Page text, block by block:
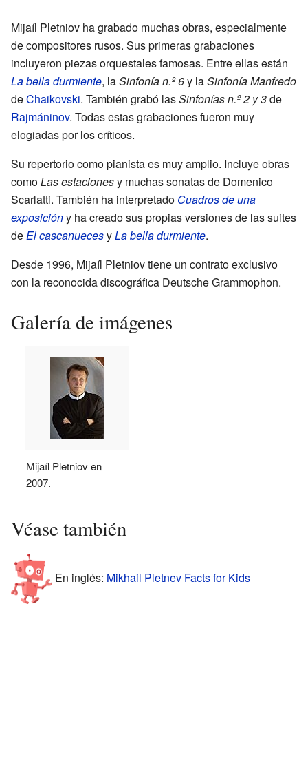
Mijaíl Pletniov ha grabado muchas obras, especialmente
de compositores rusos. Sus primeras grabaciones
incluyeron piezas orquestales famosas. Entre ellas están
La bella durmiente, laSinfonía n.º 6y laSinfonía Manfredo
deChaikovski. También grabó lasSinfonías n.º 2 y 3de
Rajmáninov. Todas estas grabaciones fueron muy
elogiadas por los críticos.
Su repertorio como pianista es muy amplio. Incluye obras
comoLas estacionesy muchas sonatas de Domenico
Scarlatti. También ha interpretado Cuadros de una
exposicióny ha creado sus propias versiones de las suites
deEl cascanuecesyLa bella durmiente.
Desde 1996, Mijaíl Pletniov tiene un contrato exclusivo
con la reconocida discográfica Deutsche Grammophon.
Galería de imágenes
Mijaíl Pletniov en
2007.
Véase también
En inglés: Mikhail Pletnev Facts for Kids